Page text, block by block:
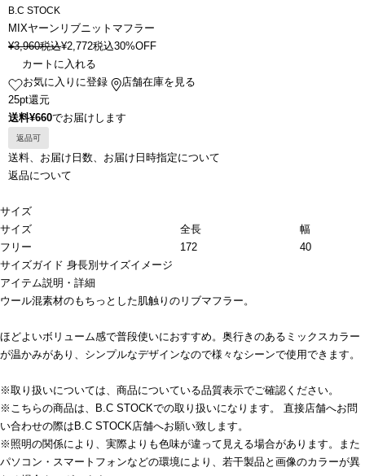
B.C STOCK
MIXヤーンリブニットマフラー
¥3,960税込¥2,772税込30%OFF
カートに入れる
お気に入りに登録
店舗在庫を見る
25pt還元
送料¥660でお届けします
返品可
送料、お届け日数、お届け日時指定について
返品について
サイズ
サイズ
全長
幅
フリー
172
40
サイズガイド 身長別サイズイメージ
アイテム説明・詳細
ウール混素材のもちっとした肌触りのリブマフラー。
ほどよいボリューム感で普段使いにおすすめ。奥行きのあるミックスカラー
が温かみがあり、シンプルなデザインなので様々なシーンで使用できます。
※取り扱いについては、商品についている品質表示でご確認ください。
※こちらの商品は、B.C STOCKでの取り扱いになります。 直接店舗へお問
い合わせの際はB.C STOCK店舗へお願い致します。
※照明の関係により、実際よりも色味が違って見える場合があります。また
パソコン・スマートフォンなどの環境により、若干製品と画像のカラーが異